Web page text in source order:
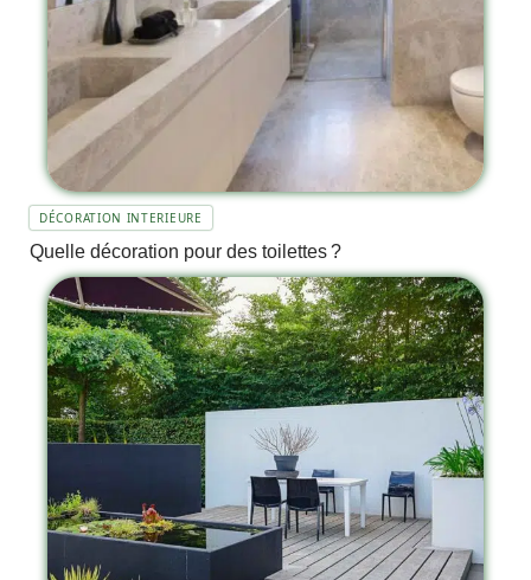
DÉCORATION INTERIEURE
Quelle décoration pour des toilettes ?